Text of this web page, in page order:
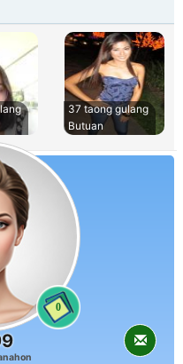
37 taong gulang
Butuan
0